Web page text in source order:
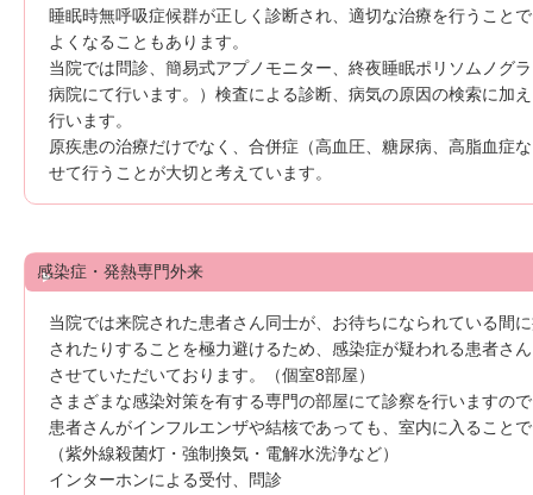
睡眠時無呼吸症候群が正しく診断され、適切な治療を行うこと
よくなることもあります。
当院では問診、簡易式アプノモニター、終夜睡眠ポリソムノグ
病院にて行います。）検査による診断、病気の原因の検索に加
行います。
原疾患の治療だけでなく、合併症（高血圧、糖尿病、高脂血症
せて行うことが大切と考えています。
感染症・発熱専門外来
当院では来院された患者さん同士が、お待ちになられている間
されたりすることを極力避けるため、感染症が疑われる患者さ
させていただいております。（個室8部屋）
さまざまな感染対策を有する専門の部屋にて診察を行いますの
患者さんがインフルエンザや結核であっても、室内に入ること
（紫外線殺菌灯・強制換気・電解水洗浄など）
インターホンによる受付、問診